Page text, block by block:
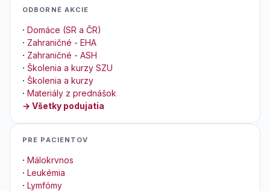
ODBORNÉ AKCIE
· Domáce (SR a ČR)
· Zahraničné - EHA
· Zahraničné - ASH
· Školenia a kurzy SZU
· Školenia a kurzy
· Materiály z prednášok
→ Všetky podujatia
PRE PACIENTOV
· Málokrvnos
· Leukémia
· Lymfómy